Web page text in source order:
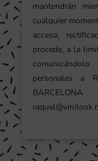
mantendrán
cualquier
acceso,
procede, a la
personales a